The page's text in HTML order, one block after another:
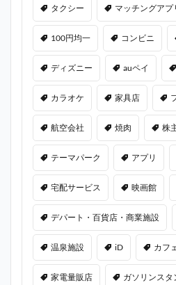
タクシー マッチングアプ
100円均一 コンビニ
ディズニー auペイ
カラオケ 家具店
航空会社 焼肉 株
テーマパーク アプリ
宅配サービス 映画館
デパート・百貨店・商業施設
温泉施設 iD カフ
家電量販店 ガソリンスタ